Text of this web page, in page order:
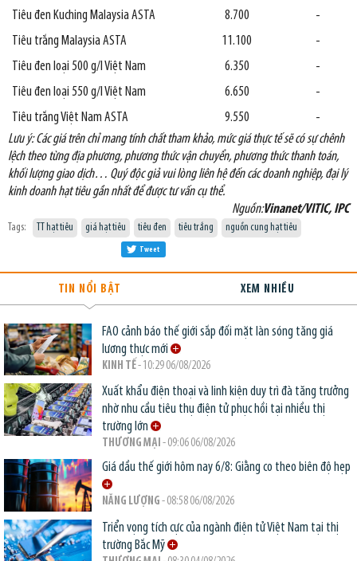
Tiêu đen Kuching Malaysia ASTA
8.700
-
Tiêu trắng Malaysia ASTA
11.100
-
Tiêu đen loại 500 g/l Việt Nam
6.350
-
Tiêu đen loại 550 g/l Việt Nam
6.650
-
Tiêu trắng Việt Nam ASTA
9.550
-
Lưu ý: Các giá trên chỉ mang tính chất tham khảo, mức giá thực tế sẽ có sự chênh
lệch theo từng địa phương, phương thức vận chuyển, phương thức thanh toán,
khối lượng giao dịch… Quý độc giả vui lòng liên hệ đến các doanh nghiệp, đại lý
kinh doanh hạt tiêu gần nhất để được tư vấn cụ thể.
Nguồn:Vinanet/VITIC, IPC
Tags: TT hạt tiêu giá hạt tiêu tiêu đen tiêu trắng nguồn cung hạt tiêu
Tweet
TIN NỔI BẬT XEM NHIỀU
FAO cảnh báo thế giới sắp đối mặt làn sóng tăng giá
lương thực mới
KINH TẾ- 10:29 06/08/2026
Xuất khẩu điện thoại và linh kiện duy trì đà tăng trưởng
nhờ nhu cầu tiêu thụ điện tử phục hồi tại nhiều thị
trường lớn
THƯƠNG MẠI - 09:06 06/08/2026
Giá dầu thế giới hôm nay 6/8: Giằng co theo biên độ hẹp
NĂNG LƯỢNG - 08:58 06/08/2026
Triển vọng tích cực của ngành điện tử Việt Nam tại thị
trường Bắc Mỹ